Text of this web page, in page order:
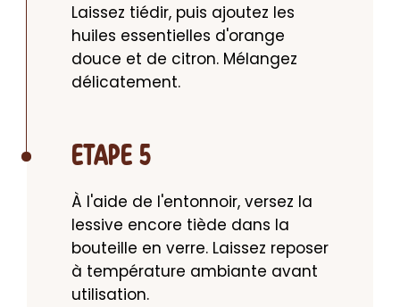
Laissez tiédir, puis ajoutez les
huiles essentielles d'orange
douce et de citron. Mélangez
délicatement.
ETAPE 5
À l'aide de l'entonnoir, versez la
lessive encore tiède dans la
bouteille en verre. Laissez reposer
à température ambiante avant
utilisation.